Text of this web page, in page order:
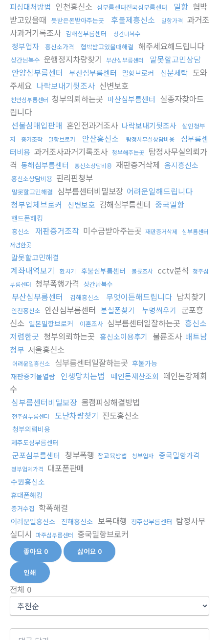
피싱대처방법 인천흥신소 심부름센터전국심부름센터 밀항 협박
받고있을때 못받은돈받아주는곳 후불제흥신소 밀항가격 과거조
사과거기록조사 김해심부름센터 상간녀복수
청부업자 흥신소가격 협박받고있을때해결 해주세요해드립니다
상간남복수 운행정지차량찾기 부산심부름센터
말못할고민상담
안양심부름센터
부산심부름센터 밀항브로커 신분세탁 도와
주세요 나락보내기뒷조사 신변보호
천안심부름센터 청부의뢰하는곳 마산심부름센터 실종자찾아드
립니다
선불심매입판매 혼인전과거조사 나락보내기뒷조사 살인청부
자
증거조작 밀항브로커 안산흥신소 탐정사무실상담비용
심부름센
터비용 과거조사과거기록조사 청부해주는곳 탐정사무실의뢰가
격 동해심부름센터 흥신소상담비용 재판증거삭제 음지흥신소
흥신소상담비용 핀리핀청부
말못할고민해결 심부름센터비밀보장 어려운일해드립니다
청부업체브로커
신변보호 김해심부름센터 중국밀항
핸드폰해킹
흥신소 재판증거조작 미수금받아주는곳 재판증거삭제 심부름센터
저렴한곳
말못할고민해결
계좌내역보기 환치기 후불심부름센터 불륜조사 cctv분석 청주심
부름센터 청부폭행가격 상간남복수
부산심부름센터 김해흥신소 무엇이든해드립니다 납치찾기
인천흥신소 안산심부름센터 분실폰찾기 누명씌우기
군포흥
신소 일본밀항브로커 이혼조사 심부름센터일잘하는곳 흥신소
저렴한곳 청부의뢰하는곳 흥신소이용후기 불륜조사 배트남
청부 서울흥신소
어려운일흥신소 심부름센터일잘하는곳 후불가능
재판증거물열람
인생망치는법 떼인돈재산조회 떼인돈강제회
수
심부름센터비밀보장 몸캠피싱해결방법
전주심부름센터 도난차량찾기 진도흥신소
청부의뢰비용
제주도심부름센터
군포심부름센터 청부폭행 참교육방법 청부업자 중국밀항가격
청부업체가격 대포폰판매
수원흥신소
휴대폰해킹
증거수집 학폭해결
어려운일흥신소 진해흥신소 보복대행 청주심부름센터 탐정사무
실디시 파주심부름센터 중국밀항브로커
좋아요 0 싫어요 0
인쇄
전체 0